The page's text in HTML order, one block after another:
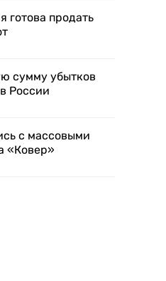
готова продать
сумму убытков
России
с массовыми
«Ковер»